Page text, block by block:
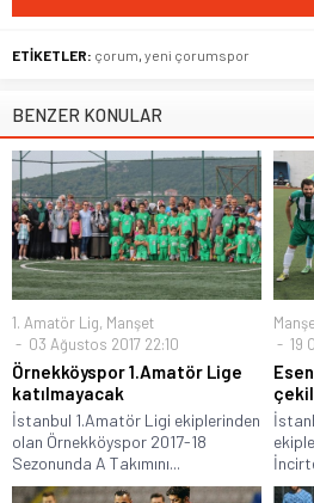
ETİKETLER: çorum yeni çorumspor
BENZER KONULAR
1. Amatör Lig, Manşet
03 Ağustos 2017 22:10
Örnekköyspor 1.Amatör Lige
katılmayacak
İstanbul 1.Amatör Ligi ekiplerinden
olan Örnekköyspor 2017-18
Sezonunda A Takımını...
19